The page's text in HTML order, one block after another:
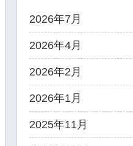
2026年7月
2026年4月
2026年2月
2026年1月
2025年11月